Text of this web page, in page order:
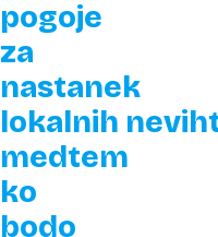
pogoje
za
nastanek
lokalnih
medtem
ko
bodo